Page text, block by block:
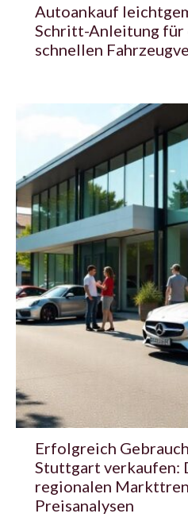
Autoankauf
Schritt-Anleitung für
schnellen
Erfolgreich
Stuttgart verkaufen:
regionalen
Preisanalysen